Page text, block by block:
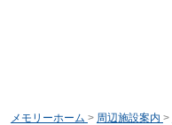
メモリーホーム > 周辺施設案内 >